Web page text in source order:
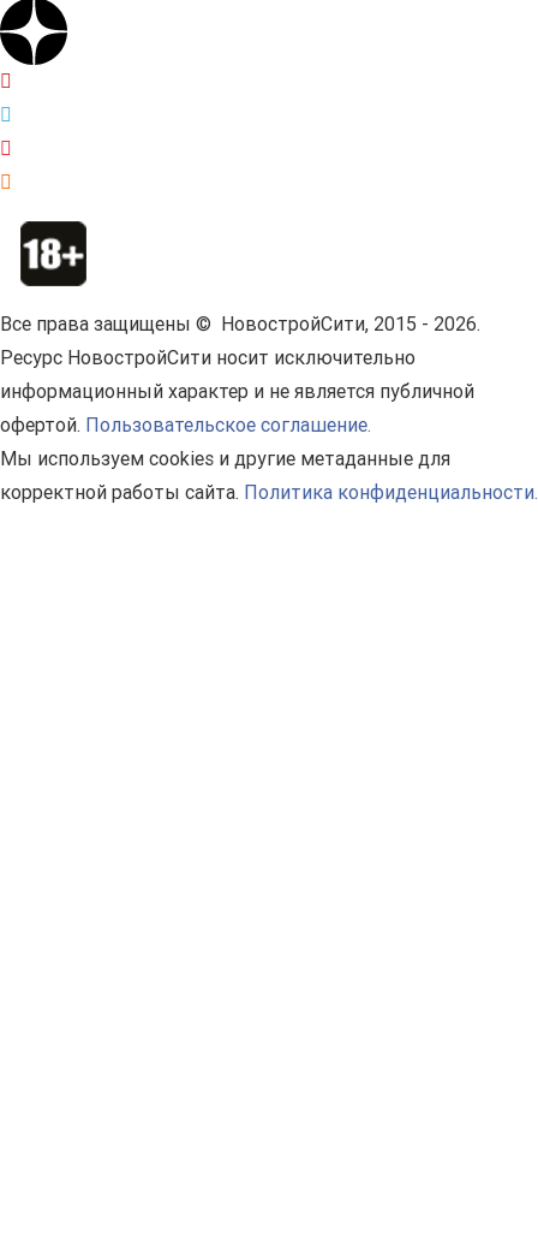
Все права защищены © НовостройСити, 2015 - 2026.
Ресурс НовостройСити носит исключительно
информационный характер и не является публичной
офертой. Пользовательское соглашение.
Мы используем cookies и другие метаданные для
корректной работы сайта. Политика конфиденциальности.